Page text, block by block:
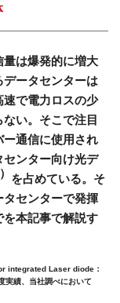
は爆発的に増大
ータセンターは
で電力ロスの少
い。そこで注目
ー通信に使用され
ンター向け光デ
を占めている。そ
センターで発揮
を本記事で解説す
integrated Laser diode：
実績、当社調べにおいて